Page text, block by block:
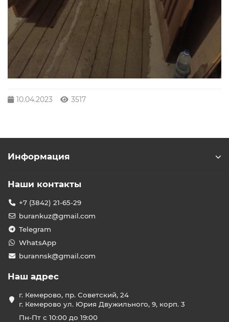
10.04.2023 3517
Информация
Наши контакты
+7 (3842) 21-65-29
burankuz@gmail.com
Telegram
WhatsApp
burannsk@gmail.com
Наш адрес
г. Кемерово, пр. Советский, 24
г. Кемерово ул. Юрия Двужильного, 9, корп. 3
Пн-Пт с 10:00 до 19:00